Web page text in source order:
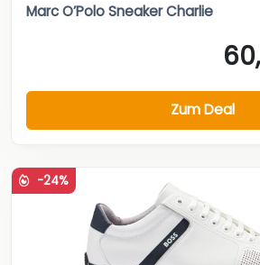
Marc O’Polo Sneaker Charlie
Zum Deal
-24%